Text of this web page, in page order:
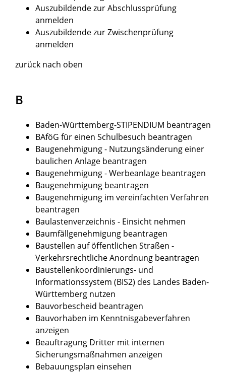
Auszubildende zur Abschlussprüfung
anmelden
Auszubildende zur Zwischenprüfung
anmelden
zurück nach oben
B
Baden-Württemberg-STIPENDIUM beantragen
BAföG für einen Schulbesuch beantragen
Baugenehmigung - Nutzungsänderung einer
baulichen Anlage beantragen
Baugenehmigung - Werbeanlage beantragen
Baugenehmigung beantragen
Baugenehmigung im vereinfachten Verfahren
beantragen
Baulastenverzeichnis - Einsicht nehmen
Baumfällgenehmigung beantragen
Baustellen auf öffentlichen Straßen -
Verkehrsrechtliche Anordnung beantragen
Baustellenkoordinierungs- und
Informationssystem (BIS2) des Landes Baden-
Württemberg nutzen
Bauvorbescheid beantragen
Bauvorhaben im Kenntnisgabeverfahren
anzeigen
Beauftragung Dritter mit internen
Sicherungsmaßnahmen anzeigen
Bebauungsplan einsehen